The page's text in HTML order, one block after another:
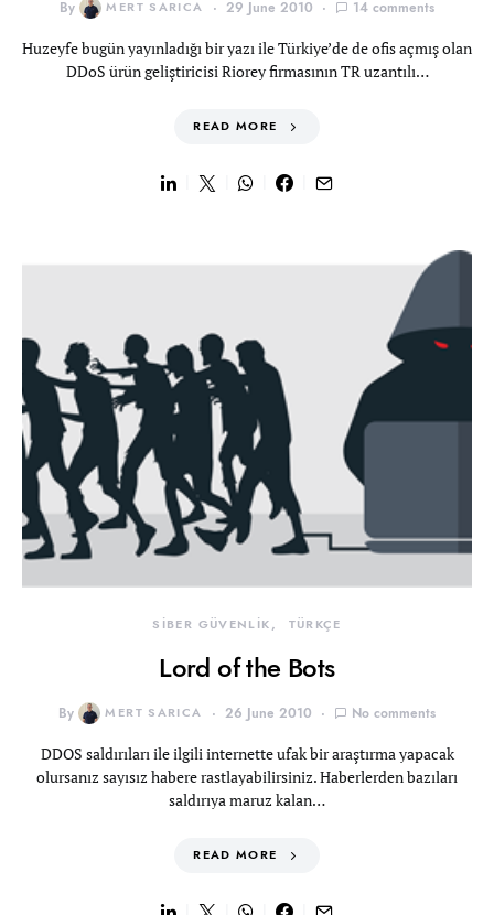
By MERT SARICA 29 June 2010 14 comments
Huzeyfe bugün yayınladığı bir yazı ile Türkiye’de de ofis açmış olan
DDoS ürün geliştiricisi Riorey firmasının TR uzantılı…
READ MORE
SİBER GÜVENLİK TÜRKÇE
Lord of the Bots
By MERT SARICA 26 June 2010 No comments
DDOS saldırıları ile ilgili internette ufak bir araştırma yapacak
olursanız sayısız habere rastlayabilirsiniz. Haberlerden bazıları
saldırıya maruz kalan…
READ MORE